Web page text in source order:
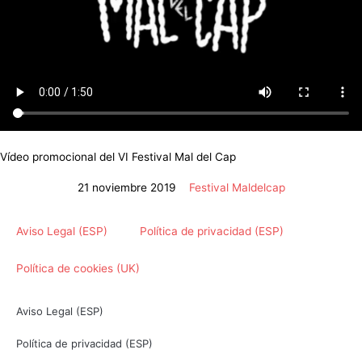
Vídeo promocional del VI Festival Mal del Cap
21 noviembre 2019 Festival Maldelcap
Aviso Legal (ESP) Política de privacidad (ESP)
Política de cookies (UK)
Aviso Legal (ESP)
Política de privacidad (ESP)